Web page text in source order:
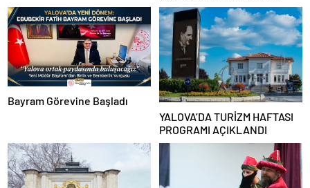
Beğeni Topladı
Bayram Görevine Başladı
YALOVA’DA TURİZM HAFTASI
PROGRAMI AÇIKLANDI